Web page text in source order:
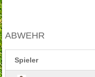
ABWEHR
Spieler